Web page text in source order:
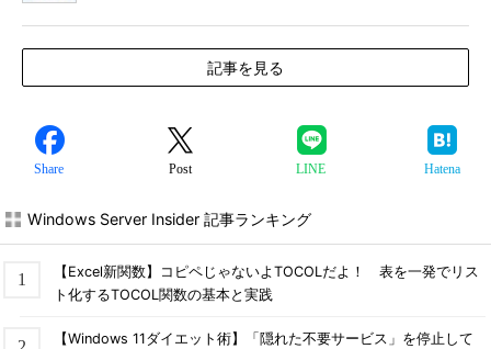
記事を見る
Share Post LINE Hatena
Windows Server Insider 記事ランキング
【Excel新関数】コピペじゃないよTOCOLだよ！ 表を一発でリス
ト化するTOCOL関数の基本と実践
【Windows 11ダイエット術】「隠れた不要サービス」を停止して